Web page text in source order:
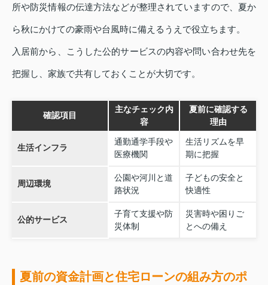
所や防災情報の伝達方法などが整理されていますので、夏か
ら秋にかけての豪雨や台風時に備えるうえで役立ちます。
入居前から、こうした公的サービスの内容や問い合わせ先を
把握し、家族で共有しておくことが大切です。
確認項目
主なチェック内
容
夏前に確認する
理由
生活インフラ
通勤通学手段や
医療機関
生活リズムを早
期に把握
周辺環境
公園や河川と道
路状況
子どもの安全と
快適性
公的サービス
子育て支援や防
災体制
災害時や困りご
とへの備え
夏前の資金計画と住宅ローンの組み方のポ